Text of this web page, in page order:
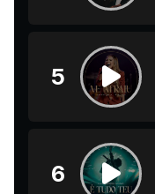
5
6